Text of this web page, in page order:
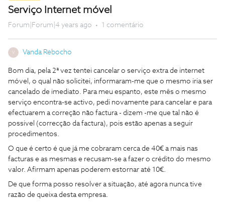
Serviço Internet móvel
Forum|Forum|4 years ago 1 comentário
V Vanda Rebocho
Bom dia, pela 2ª vez tentei cancelar o serviço extra de internet
móvel, o qual não solicitei, informaram-me que o mesmo iria ser
cancelado de imediato. Para meu espanto, este mês o mesmo
serviço encontra-se activo, pedi novamente para cancelar e para
efectuarem a correção não factura - dizem -me que tal não é
possivel (correcção da factura), pois estão apenas a seguir
procedimentos.
O que é certo é que já me cobraram cerca de 40€ a mais nas
facturas e as mesmas e recusam-se a fazer o crédito do mesmo
valor. Afirmam apenas poderem estornar até 10€.
De que forma posso resolver a situação, até agora nunca tive
razão de queixa desta empresa.